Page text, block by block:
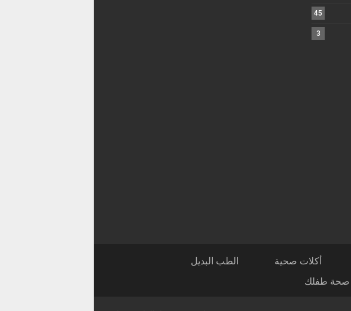
45
3
أكلات صحية
الطب البديل
صحة طفلك